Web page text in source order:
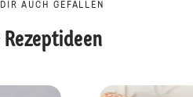
AUCH GEFALLEN